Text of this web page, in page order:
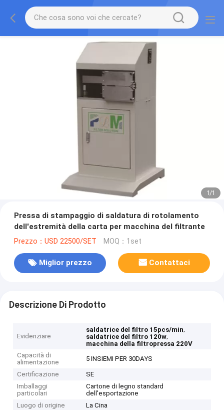
1/1
Pressa di stampaggio di saldatura di rotolamento
dell'estremità della carta per macchina del filtrante
Prezzo：USD 22500/SET MOQ：1set
Miglior prezzo Contattaci
Descrizione Di Prodotto
Evidenziare
saldatrice del filtro 15pcs/min,
saldatrice del filtro 120w,
macchina della filtropressa 220V
Capacità di
alimentazione
5 INSIEMI PER 30DAYS
Certificazione
SE
Imballaggi
particolari
Cartone di legno standard
dell'esportazione
Luogo di origine
La Cina